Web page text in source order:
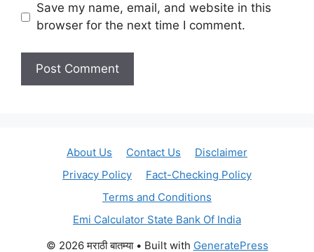
Save my name, email, and website in this
browser for the next time I comment.
About Us Contact Us
Disclaimer
Privacy Policy
Fact-Checking Policy
Terms and Conditions
Emi Calculator State Bank Of India
© 2026 मराठी बातम्या• Built with GeneratePress